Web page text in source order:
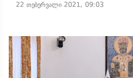
22 თებერვალი 2021, 09:03